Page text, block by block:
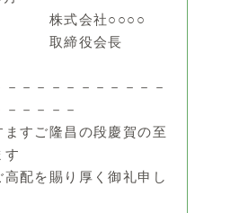
社○○○○
会長
－－－－－－－－－－－
－－－－
すご隆昌の段慶賀の至
す
配を賜り厚く御礼申し